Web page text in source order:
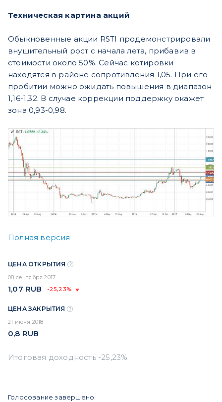
Техническая картина акций
Обыкновенные акции RSTI продемонстрировали
внушительный рост с начала лета, прибавив в
стоимости около 50%. Сейчас котировки
находятся в районе сопротивления 1,05. При его
пробитии можно ожидать повышения в диапазон
1,16-1,32. В случае коррекции поддержку окажет
зона 0,93-0,98.
Полная версия
ЦЕНА ОТКРЫТИЯ
08 сентября 2017
1,07 RUB -25,23%
ЦЕНА ЗАКРЫТИЯ
21 июня 2018
0,8 RUB
Голосование завершено.